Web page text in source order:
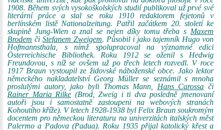
1908. Během svých vysokoškolských studií publikoval už prvé své
literární práce a stal se roku 1910 redaktorem fejetonů v
berlínském listě Nationalzeitung. Patřil začátkem 20. století ke
skupině Jung-Wien a znal se nejen díky tomu třeba s Maxem
Brodem či Stefanem Zweigem. Působil i jako tajemník Hugo von
Hofmannsthala, s nímž spolupracoval na významné edici
Österreichische Bibliothek. Roku 1912 se oženil s Hedwig
Freundovou, s níž se ovšem už po třech letech rozvedl. V roce
1917 Braun vystoupil ze židovské náboženské obce. Jako lektor
německého nakladatelství Georg Müller se seznámil s mnoha
proslulými autory, jako byli Thomas Mann, Hans Carossa či
Rainer Maria Rilke (Brod, Zweig i ti dva posledně jmenovaní
autoři jsou i samostatně zastoupeni na webových stranách
Kohoutího kříže). V letech 1928-1938 byl Felix Braun soukromým
docentem pro německou literaturu na univerzitách italských měst
Palermo a Padova (Padua). Roku 1935 přijal katolický křest a